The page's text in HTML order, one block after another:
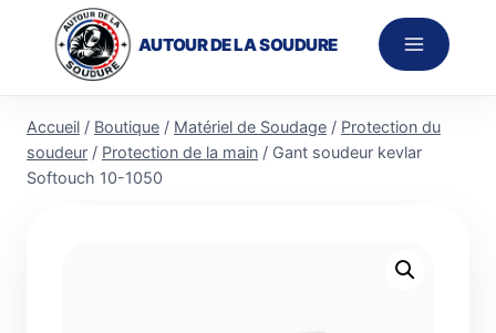
contenu
AUTOUR DE LA SOUDURE
Accueil / Boutique / Matériel de Soudage / Protection du
soudeur / Protection de la main / Gant soudeur kevlar
Softouch 10-1050